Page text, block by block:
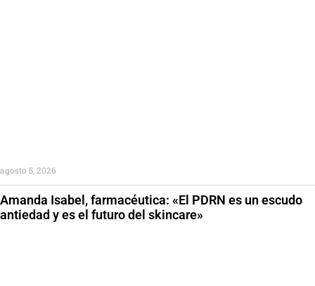
Amanda Isabel, farmacéutica: «El PDRN es un escudo
antiedad y es el futuro del skincare»
agosto 5, 2026